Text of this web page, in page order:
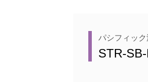
パシフィック
STR-